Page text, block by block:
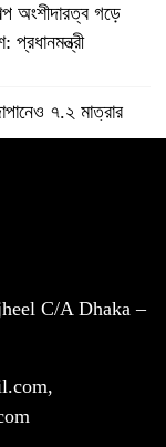
অংশীদারত্ব গড়ে
প্রধানমন্ত্রী
৭.২ মাত্রার
ইতিহাস বলছে
বিক্রির অভিযোগ
পরিবর্তনে কঠোর
C/A Dhaka –